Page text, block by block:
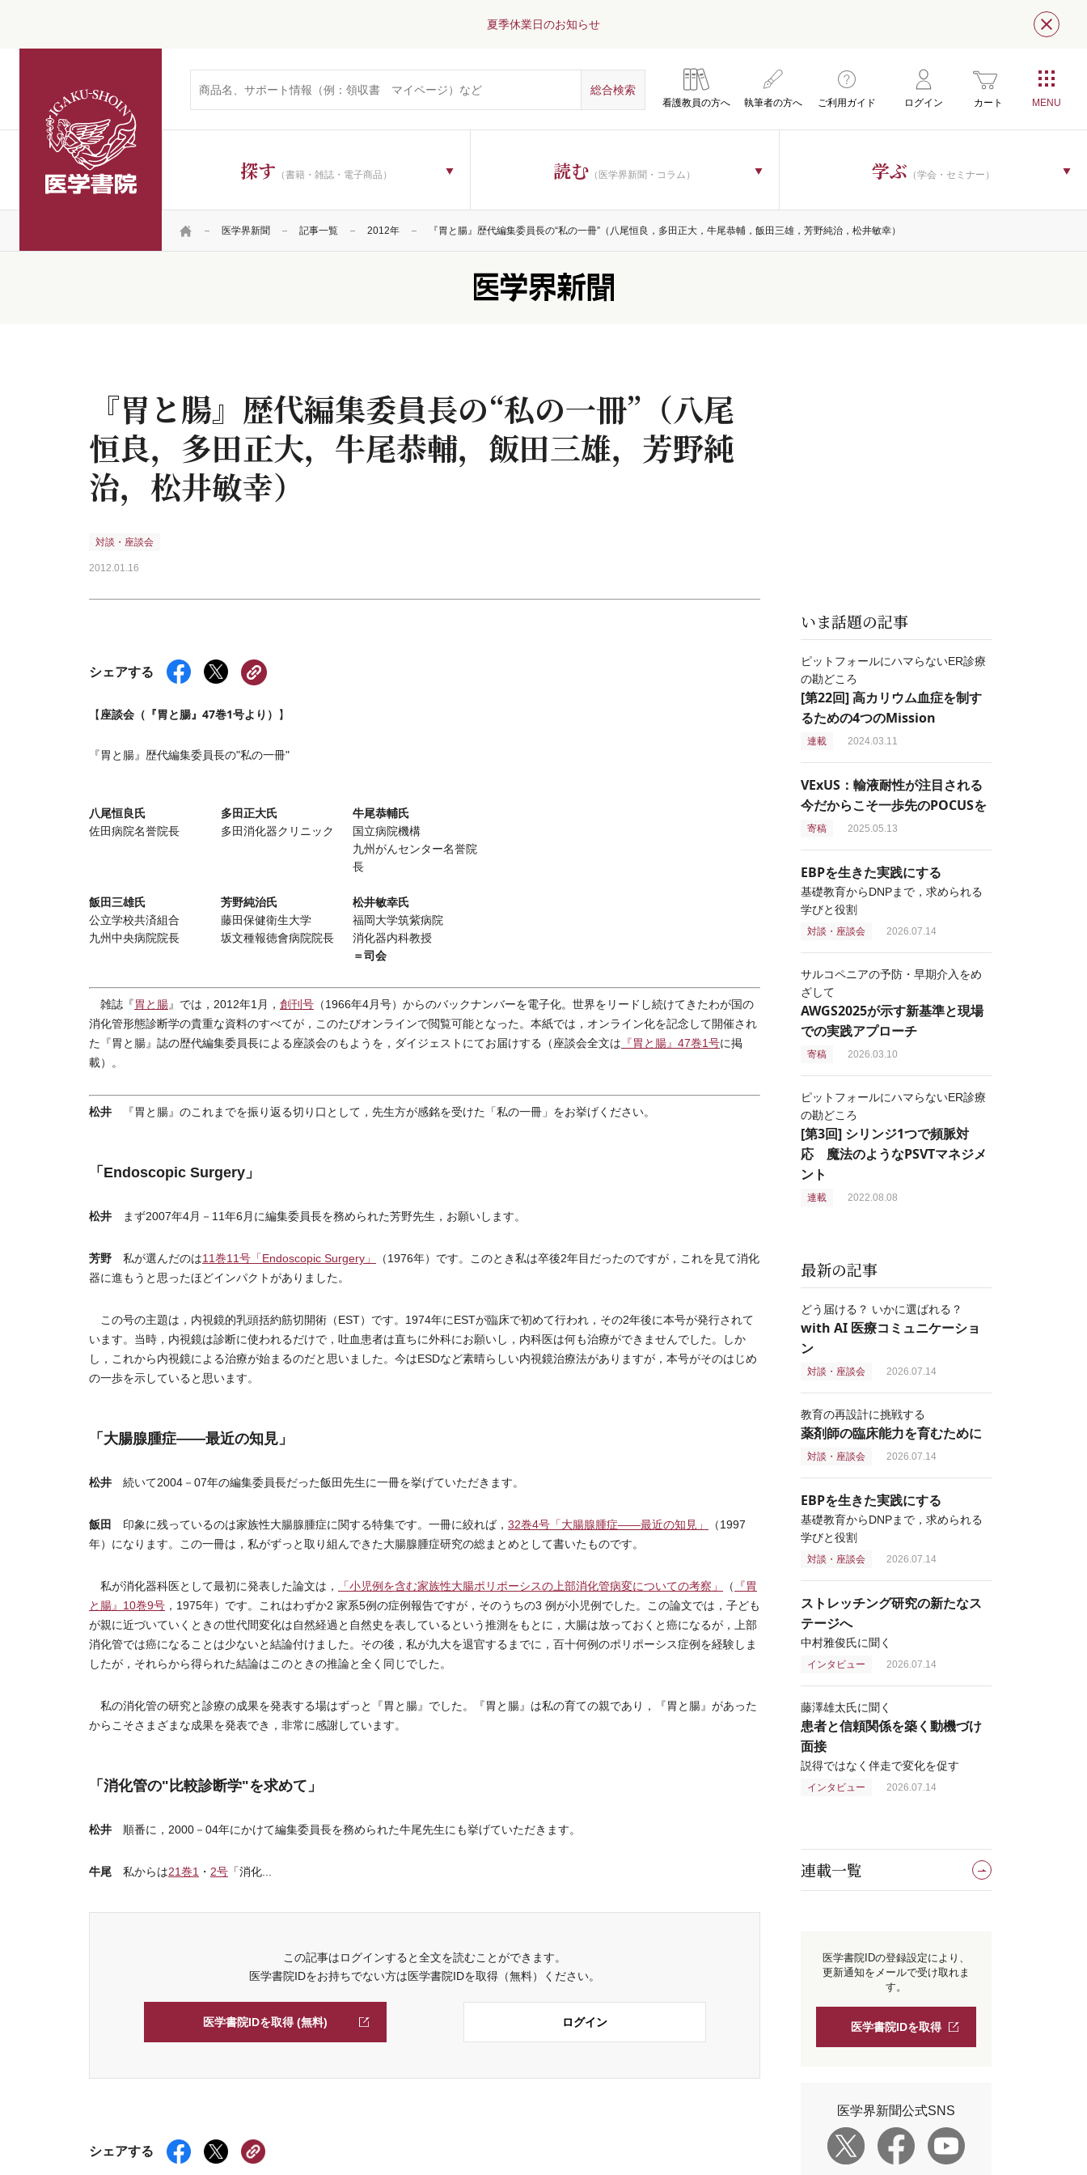
夏季休業日のお知らせ 閉じ
看護教員の方へ 執筆者の方へ ご利用ガイド ログイン カート
探す （書籍・雑誌・電子商品） 読む （医学界新聞・コラム） 学ぶ （学会・セミナー）
HOME 医学界新聞 記事一覧 2012年 『胃と腸』歴代編集委員長の“私の一冊”（八尾恒良，多田正大，牛尾恭輔，飯田三雄，芳野純治，松井敏幸）
『胃と腸』歴代編集委員長の“私の一冊”（八尾
恒良，多田正大，牛尾恭輔，飯田三雄，芳野純
治，松井敏幸）
対談・座談会
2012.01.16
シェアする
【座談会（『胃と腸』47巻1号より） 】
『胃と腸』歴代編集委員長の"私の一冊"
八尾恒良氏
佐田病院名誉院長
多田正大氏
多田消化器クリニック
牛尾恭輔氏
国立病院機構
九州がんセンター名誉院
長
飯田三雄氏
公立学校共済組合
九州中央病院院長
芳野純治氏
藤田保健衛生大学
坂文種報徳會病院院長
松井敏幸氏
福岡大学筑紫病院
消化器内科教授
＝司会
雑誌『胃と腸』では，2012年1月， 創刊号 （1966年4月号）からのバックナンバーを電子化。世界をリードし続けてきたわが国の
消化管形態診断学の貴重な資料のすべてが，このたびオンラインで閲覧可能となった。本紙では，オンライン化を記念して開催され
た『胃と腸』誌の歴代編集委員長による座談会のもようを，ダイジェストにてお届けする（座談会全文は 『胃と腸』47巻1号に掲
載）。
松井 『胃と腸』のこれまでを振り返る切り口として，先生方が感銘を受けた「私の一冊」をお挙げください。
「Endoscopic Surgery」
松井 まず2007年4月－11年6月に編集委員長を務められた芳野先生，お願いします。
芳野 私が選んだのは11巻11号「Endoscopic Surgery」
（1976年）です。このとき私は卒後2年目だったのですが，これを見て消化
器に進もうと思ったほどインパクトがありました。
この号の主題は，内視鏡的乳頭括約筋切開術（EST）です。1974年にESTが臨床で初めて行われ，その2年後に本号が発行されて
います。当時，内視鏡は診断に使われるだけで，吐血患者は直ちに外科にお願いし，内科医は何も治療ができませんでした。しか
し，これから内視鏡による治療が始まるのだと思いました。今はESDなど素晴らしい内視鏡治療法がありますが，本号がそのはじめ
の一歩を示していると思います。
「大腸腺腫症――最近の知見」
松井 続いて2004－07年の編集委員長だった飯田先生に一冊を挙げていただきます。
飯田 印象に残っているのは家族性大腸腺腫症に関する特集です。一冊に絞れば， 32巻4号「大腸腺腫症――最近の知見」
（1997
年）になります。この一冊は，私がずっと取り組んできた大腸腺腫症研究の総まとめとして書いたものです。
私が消化器科医として最初に発表した論文は， 「小児例を含む家族性大腸ポリポーシスの上部消化管病変についての考察」 （
『胃
と腸』10巻9号 ，1975年）です。これはわずか2 家系5例の症例報告ですが，そのうちの3 例が小児例でした。この論文では，子ども
が親に近づいていくときの世代間変化は自然経過と自然史を表しているという推測をもとに，大腸は放っておくと癌になるが，上部
消化管では癌になることは少ないと結論付けました。その後，私が九大を退官するまでに，百十何例のポリポーシス症例を経験しま
したが，それらから得られた結論はこのときの推論と全く同じでした。
私の消化管の研究と診療の成果を発表する場はずっと『胃と腸』でした。『胃と腸』は私の育ての親であり，『胃と腸』があった
からこそさまざまな成果を発表でき，非常に感謝しています。
「消化管の"比較診断学"を求めて」
松井 順番に，2000－04年にかけて編集委員長を務められた牛尾先生にも挙げていただきます。
牛尾 私からは21巻1 ・ 2号 「消化...
この記事はログインすると全文を読むことができます。
医学書院IDをお持ちでない方は医学書院IDを取得（無料）ください。
医学書院IDを取得 (無料) ログイン
シェアする
いま話題の記事
ピットフォールにハマらないER診療
の勘どころ
[第22回] 高カリウム血症を制す
るための4つのMission
連載 2024.03.11
VExUS：輸液耐性が注目される
今だからこそ一歩先のPOCUSを
寄稿 2025.05.13
EBPを生きた実践にする
基礎教育からDNPまで，求められる
学びと役割
対談・座談会 2026.07.14
サルコペニアの予防・早期介入をめ
ざして
AWGS2025が示す新基準と現場
での実践アプローチ
寄稿 2026.03.10
ピットフォールにハマらないER診療
の勘どころ
[第3回] シリンジ1つで頻脈対
応 魔法のようなPSVTマネジメ
ント
連載 2022.08.08
最新の記事
どう届ける？ いかに選ばれる？
with AI 医療コミュニケーショ
ン
対談・座談会 2026.07.14
教育の再設計に挑戦する
薬剤師の臨床能力を育むために
対談・座談会 2026.07.14
EBPを生きた実践にする
基礎教育からDNPまで，求められる
学びと役割
対談・座談会 2026.07.14
ストレッチング研究の新たなス
テージへ
中村雅俊氏に聞く
インタビュー 2026.07.14
藤澤雄太氏に聞く
患者と信頼関係を築く動機づけ
面接
説得ではなく伴走で変化を促す
インタビュー 2026.07.14
連載一覧
医学書院IDの登録設定により、
更新通知をメールで受け取れま
す。
医学書院IDを取得
医学界新聞公式SNS